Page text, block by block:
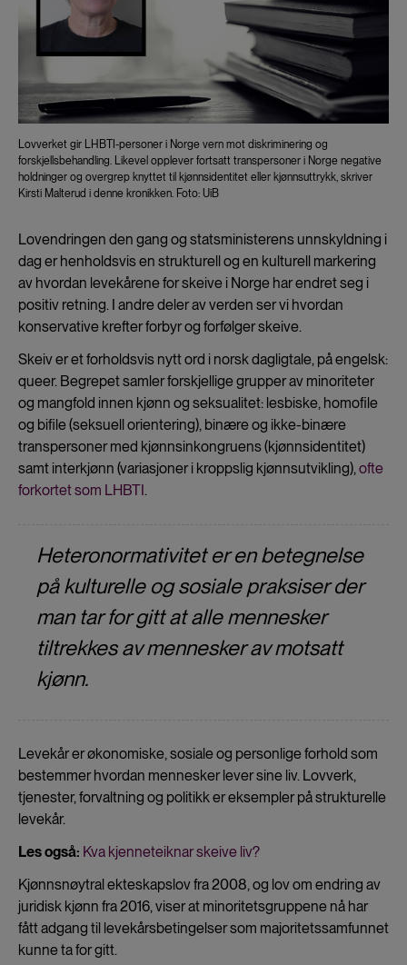
Lovverket gir LHBTI-personer i Norge vern mot diskriminering og
forskjellsbehandling. Likevel opplever fortsatt transpersoner i Norge negative
holdninger og overgrep knyttet til kjønnsidentitet eller kjønnsuttrykk, skriver
Kirsti Malterud i denne kronikken. Foto: UiB
Lovendringen den gang og statsministerens unnskyldning i
dag er henholdsvis en strukturell og en kulturell markering
av hvordan levekårene for skeive i Norge har endret seg i
positiv retning. I andre deler av verden ser vi hvordan
konservative krefter forbyr og forfølger skeive.
Skeiv er et forholdsvis nytt ord i norsk dagligtale, på engelsk:
queer. Begrepet samler forskjellige grupper av minoriteter
og mangfold innen kjønn og seksualitet: lesbiske, homofile
og bifile (seksuell orientering), binære og ikke-binære
transpersoner med kjønnsinkongruens (kjønnsidentitet)
samt interkjønn (variasjoner i kroppslig kjønnsutvikling),ofte
forkortet som LHBTI.
Heteronormativitet er en betegnelse
på kulturelle og sosiale praksiser der
man tar for gitt at alle mennesker
tiltrekkes av mennesker av motsatt
kjønn.
Levekår er økonomiske, sosiale og personlige forhold som
bestemmer hvordan mennesker lever sine liv. Lovverk,
tjenester, forvaltning og politikk er eksempler på strukturelle
levekår.
Les også: Kva kjenneteiknar skeive liv?
Kjønnsnøytral ekteskapslov fra 2008, og lov om endring av
juridisk kjønn fra 2016, viser at minoritetsgruppene nå har
fått adgang til levekårsbetingelser som majoritetssamfunnet
kunne ta for gitt.